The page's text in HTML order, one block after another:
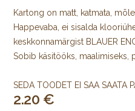
Kartong on matt, katmata,
Happevaba, ei sisalda
keskkonnamärgist BLAUER
Sobib käsitööks, maalimiseks,
SEDA TOODET EI SAA SAATA
2.20